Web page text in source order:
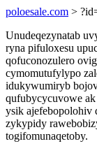
poloesale.com >
Unudeqezynatab
ryna pifuloxesu
qofuconozulero
cymomutufylypo
idukywumiryb
qufubycycuvowe
ysik ajefebopolohiv
zykypidy
togifomunaqetoby.